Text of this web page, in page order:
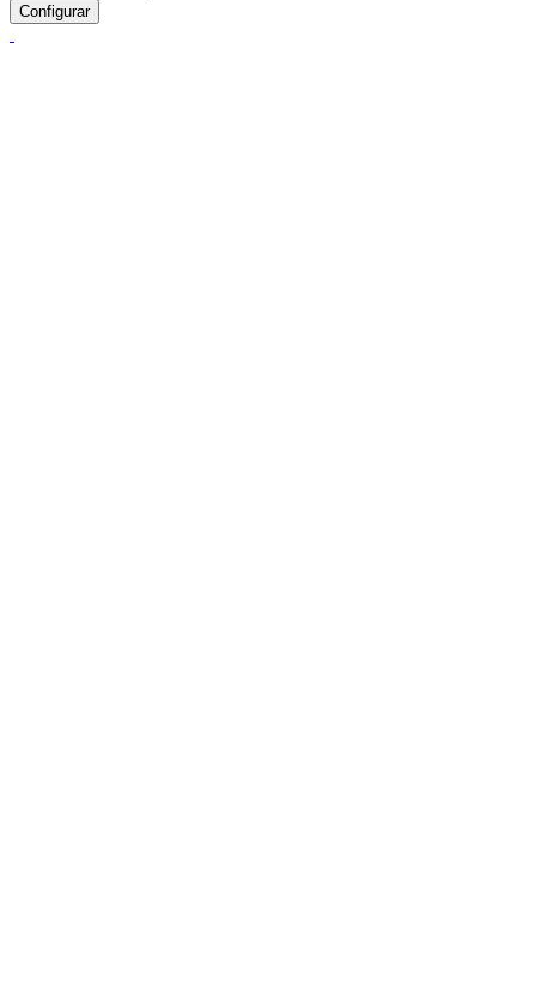
Configurar